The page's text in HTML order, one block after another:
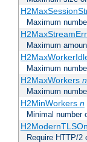
Maximum
Maximum
Maximum
H2MaxWorkers n
Maximum
H2MinWorkers n
Minimal number
Require HTTP/